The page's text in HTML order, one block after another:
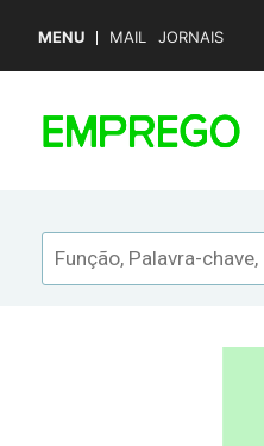
MENU MAIL JORNAIS